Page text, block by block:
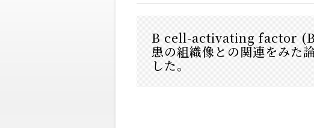
B cell-activating factor
患の組織像との関連をみ
した。